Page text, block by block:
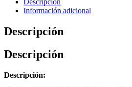
Descripción
Información adicional
Descripción
Descripción
Descripción: